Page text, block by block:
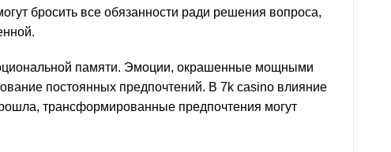
бросить все обязанности ради решения вопроса,
памяти. Эмоции, окрашенные мощными
постоянных предпочтений. В 7k casino влияние
трансформированные предпочтения могут